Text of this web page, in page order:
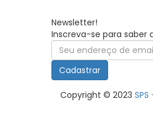
Newsletter!
Inscreva-se para saber
Cadastrar
Copyright © 2023